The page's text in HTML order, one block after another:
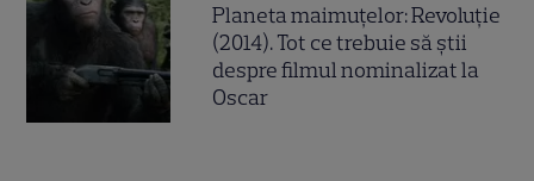
Planeta maimuțelor: Revoluție
(2014). Tot ce trebuie să știi
despre filmul nominalizat la
Oscar